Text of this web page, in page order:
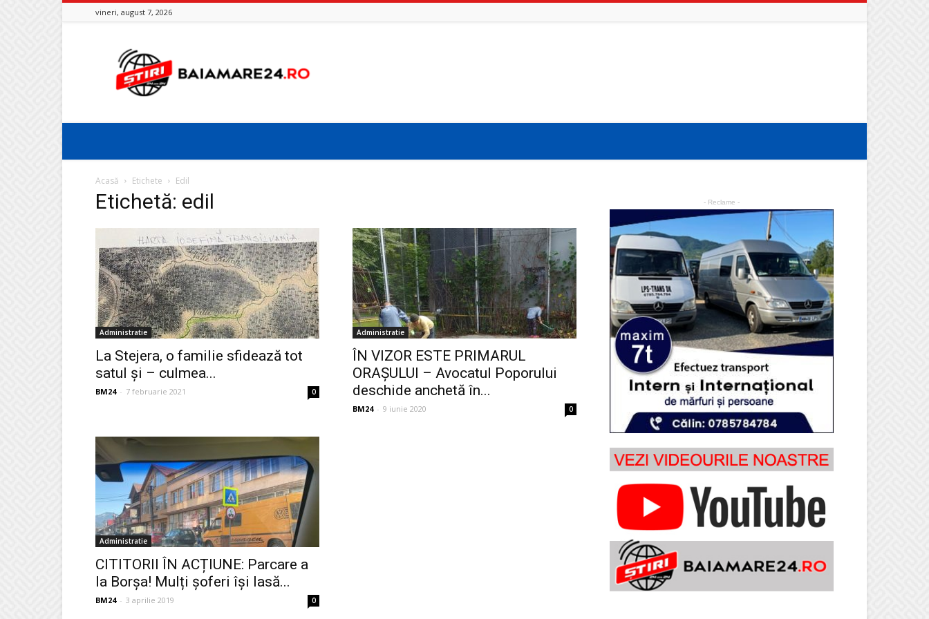
vineri, august 7, 2026
Baia
Mare
24
Acasă Etichete Edil
Etichetă: edil
Administratie
La Stejera, o familie sfidează tot
satul și – culmea...
BM24 - 7 februarie 2021 0
Administratie
ÎN VIZOR ESTE PRIMARUL
ORAȘULUI – Avocatul Poporului
deschide anchetă în...
BM24 - 9 iunie 2020 0
Administratie
CITITORII ÎN ACȚIUNE: Parcare a
la Borșa! Mulți șoferi își lasă...
BM24 - 3 aprilie 2019 0
- Reclame -